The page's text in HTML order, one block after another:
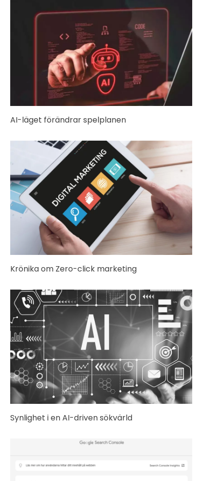
AI-läget förändrar spelplanen
Krönika om Zero-click marketing
Synlighet i en AI-driven sökvärld